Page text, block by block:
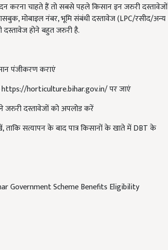
चाहते हैं तो सबसे पहले किसान इन जरुरी दस्तावेजों
मोबाइल नंबर, भूमि संबंधी दस्तावेज (LPC/रसीद/अन्य
होने बहुत जरुरी है.
पंजीकरण कराएं
https://horticulture.bihar.gov.in/ पर जाएं
दस्तावेजों को अपलोड करें
सत्यापन के बाद पात्र किसानों के खाते में DBT के
Government Scheme Benefits Eligibility